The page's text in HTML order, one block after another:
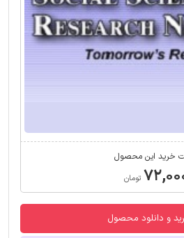
خرید این محصول
تومان
و دانلود محصول